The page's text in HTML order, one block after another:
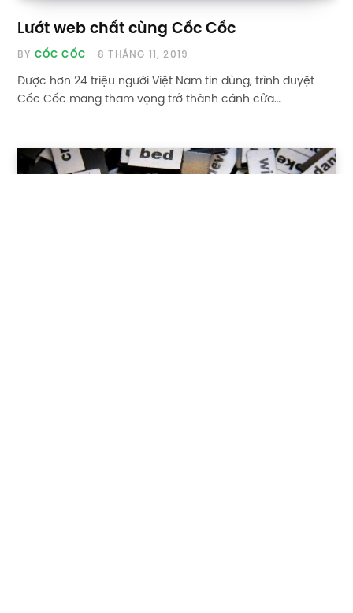
Lướt web chất cùng Cốc Cốc
BY CỐC CỐC 8 THÁNG 11, 2019
Được hơn 24 triệu người Việt Nam tin dùng, trình duyệt
Cốc Cốc mang tham vọng trở thành cánh cửa…